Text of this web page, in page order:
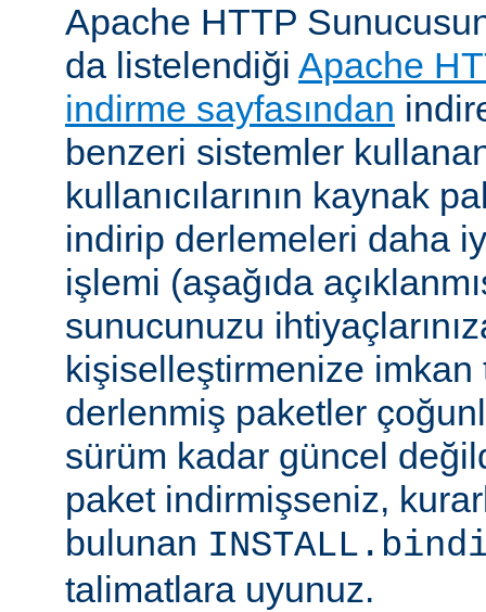
Apache HTTP
da listelendiği Apache
indirme sayfasından
benzeri sistemler
kullanıcılarının kaynak
indirip derlemeleri daha
işlemi (aşağıda
sunucunuzu
kişiselleştirmenize imkan
derlenmiş paketler
sürüm kadar güncel
paket indirmişseniz,
bulunan
talimatlara uyunuz.